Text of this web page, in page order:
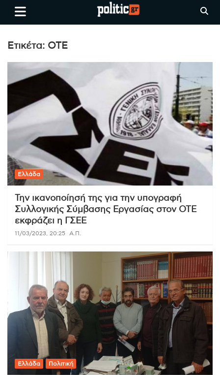
Skip
Ειδήσεις απο τη
Θεσσαλονίκη, την Ελλάδα και
όλο τον Κόσμο
politic.gr
Ετικέτα: ΟΤΕ
Ελλάδα
Την ικανοποίησή της για την υπογραφή
Συλλογικής Σύμβασης Εργασίας στον ΟΤΕ
εκφράζει η ΓΣΕΕ
11/03/2023, 20:25 Α.Π.
Ελλάδα Πολιτική